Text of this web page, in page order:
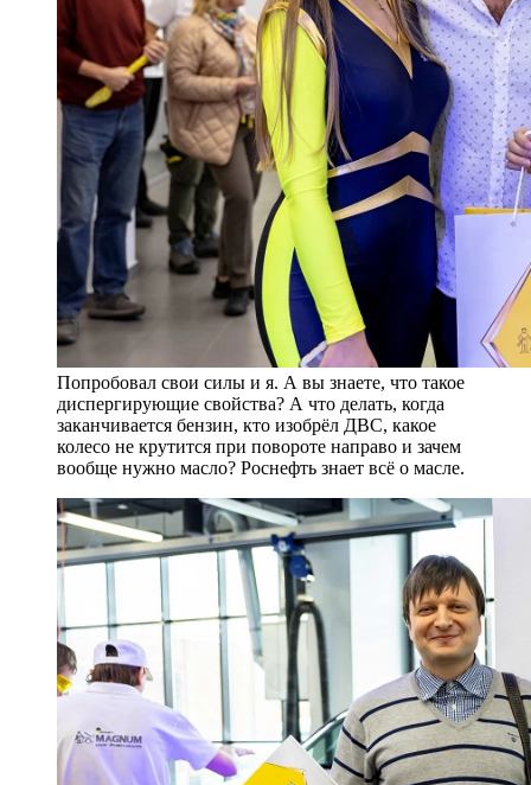
Попробовал свои силы и я. А вы знаете, что такое
диспергирующие свойства? А что делать, когда
заканчивается бензин, кто изобрёл ДВС, какое
колесо не крутится при повороте направо и зачем
вообще нужно масло? Роснефть знает всё о масле.